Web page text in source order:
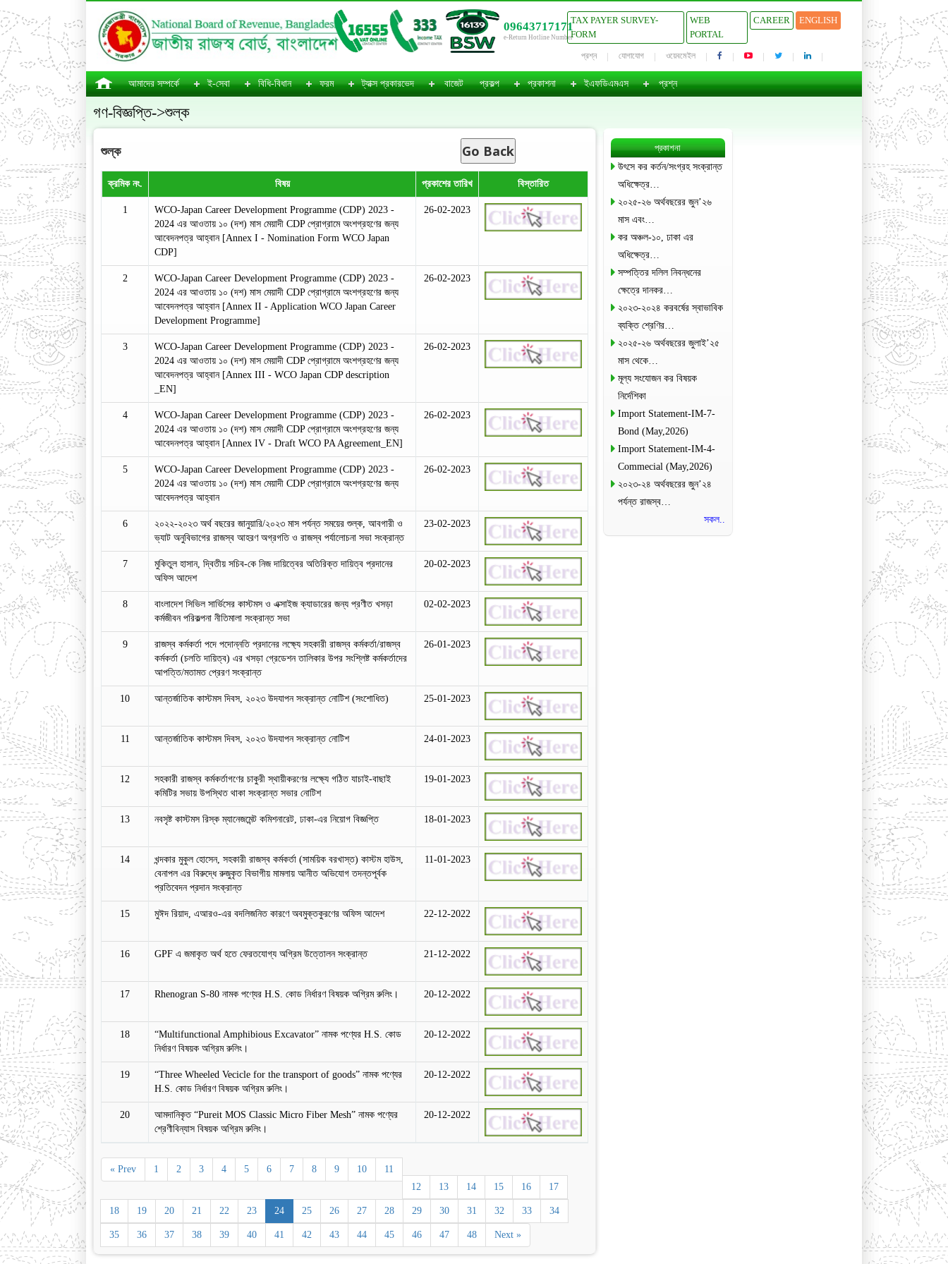
09643717171
e-Return Hotline Number
TAX PAYER SURVEY-
FORM
WEB
PORTAL
CAREER ENGLISH
প্রশ্ন যোগাযোগ ওয়েবমেইল
আমাদের সম্পর্কে ই-সেবা বিধি-বিধান ফরম ট্যাক্স প্রকারভেদ বাজেট প্রকল্প প্রকাশনা ইএফডিএমএস প্রশ্ন
গণ-বিজ্ঞপ্তি->শুল্ক
শুল্ক Go Back
ক্রমিক নং. বিষয় প্রকাশের তারিখ বিস্তারিত
1
WCO-Japan Career Development Programme (CDP) 2023 -
2024 এর আওতায় ১০ (দশ) মাস মেয়াদী CDP প্রোগ্রামে অংশগ্রহণের জন্য
আবেদনপত্র আহ্বান [Annex I - Nomination Form WCO Japan
CDP]
26-02-2023
2
WCO-Japan Career Development Programme (CDP) 2023 -
2024 এর আওতায় ১০ (দশ) মাস মেয়াদী CDP প্রোগ্রামে অংশগ্রহণের জন্য
আবেদনপত্র আহ্বান [Annex II - Application WCO Japan Career
Development Programme]
26-02-2023
3
WCO-Japan Career Development Programme (CDP) 2023 -
2024 এর আওতায় ১০ (দশ) মাস মেয়াদী CDP প্রোগ্রামে অংশগ্রহণের জন্য
আবেদনপত্র আহ্বান [Annex III - WCO Japan CDP description
_EN]
26-02-2023
4
WCO-Japan Career Development Programme (CDP) 2023 -
2024 এর আওতায় ১০ (দশ) মাস মেয়াদী CDP প্রোগ্রামে অংশগ্রহণের জন্য
আবেদনপত্র আহ্বান [Annex IV - Draft WCO PA Agreement_EN]
26-02-2023
5
WCO-Japan Career Development Programme (CDP) 2023 -
2024 এর আওতায় ১০ (দশ) মাস মেয়াদী CDP প্রোগ্রামে অংশগ্রহণের জন্য
আবেদনপত্র আহ্বান
26-02-2023
6
২০২২-২০২৩ অর্থ বছরের জানুয়ারি/২০২৩ মাস পর্যন্ত সময়ের শুল্ক, আবগারী ও
ভ্যাট অনুবিভাগের রাজস্ব আহরণ অগ্রগতি ও রাজস্ব পর্যালোচনা সভা সংক্রান্ত
23-02-2023
7
মুকিতুল হাসান, দ্বিতীয় সচিব-কে নিজ দায়িত্বের অতিরিক্ত দায়িত্ব প্রদানের
অফিস আদেশ
20-02-2023
8
বাংলাদেশ সিভিল সার্ভিসের কাস্টমস ও এক্সাইজ ক্যাডারের জন্য প্রণীত খসড়া
কর্মজীবন পরিকল্পনা নীতিমালা সংক্রান্ত সভা
02-02-2023
9
রাজস্ব কর্মকর্তা পদে পদোন্নতি প্রদানের লক্ষ্যে সহকারী রাজস্ব কর্মকর্তা/রাজস্ব
কর্মকর্তা (চলতি দায়িত্ব) এর খসড়া গ্রেডেশন তালিকার উপর সংশ্লিষ্ট কর্মকর্তাদের
আপত্তি/মতামত প্রেরণ সংক্রান্ত
26-01-2023
10 আন্তর্জাতিক কাস্টমস দিবস, ২০২৩ উদযাপন সংক্রান্ত নোটিশ (সংশোধিত) 25-01-2023
11 আন্তর্জাতিক কাস্টমস দিবস, ২০২৩ উদযাপন সংক্রান্ত নোটিশ 24-01-2023
12
সহকারী রাজস্ব কর্মকর্তাগণের চাকুরী স্থায়ীকরণের লক্ষ্যে গঠিত যাচাই-বাছাই
কমিটির সভায় উপস্থিত থাকা সংক্রান্ত সভার নোটিশ
19-01-2023
13 নবসৃষ্ট কাস্টমস রিস্ক ম্যানেজমেন্ট কমিশনারেট, ঢাকা-এর নিয়োগ বিজ্ঞপ্তি 18-01-2023
14
খন্দকার মুকুল হোসেন, সহকারী রাজস্ব কর্মকর্তা (সাময়িক বরখাস্ত) কাস্টম হাউস,
বেনাপল এর বিরুদ্ধে রুজুকৃত বিভাগীয় মামলায় আনীত অভিযোগ তদন্তপূর্বক
প্রতিবেদন প্রদান সংক্রান্ত
11-01-2023
15 মুঈদ রিয়াদ, এআরও-এর বদলিজনিত কারণে অবমুক্তকুরণের অফিস আদেশ 22-12-2022
16 GPF এ জমাকৃত অর্থ হতে ফেরতযোগ্য অগ্রিম উত্তোলন সংক্রান্ত 21-12-2022
17 Rhenogran S-80 নামক পণ্যের H.S. কোড নির্ধারণ বিষয়ক অগ্রিম রুলিং। 20-12-2022
18
“Multifunctional Amphibious Excavator” নামক পণ্যের H.S. কোড
নির্ধারণ বিষয়ক অগ্রিম রুলিং।
20-12-2022
19
“Three Wheeled Vecicle for the transport of goods” নামক পণ্যের
H.S. কোড নির্ধারণ বিষয়ক অগ্রিম রুলিং।
20-12-2022
20
আমদানিকৃত “Pureit MOS Classic Micro Fiber Mesh” নামক পণ্যের
শ্রেণীবিন্যাস বিষয়ক অগ্রিম রুলিং।
20-12-2022
« Prev 1 2 3 4 5 6 7 8 9 10
11
12
13 14 15 16 17
18 19 20 21 22 23 24 25 26 27 28 29 30 31 32 33 34
35 36 37 38 39 40 41 42 43 44 45 46 47 48 Next »
প্রকাশনা
উৎসে কর কর্তন/সংগ্রহ সংক্রান্ত
অধিক্ষেত্র…
২০২৫-২৬ অর্থবছরের জুন’২৬
মাস এবং…
কর অঞ্চল-১০, ঢাকা এর
অধিক্ষেত্র…
সম্পত্তির দলিল নিবন্ধনের
ক্ষেত্রে দানকর…
২০২৩-২০২৪ করবর্ষের স্বাভাবিক
ব্যক্তি শ্রেণির…
২০২৫-২৬ অর্থবছরের জুলাই’২৫
মাস থেকে…
মূল্য সংযোজন কর বিষয়ক
নির্দেশিকা
Import Statement-IM-7-
Bond (May,2026)
Import Statement-IM-4-
Commecial (May,2026)
২০২৩-২৪ অর্থবছরের জুন’২৪
পর্যন্ত রাজস্ব…
সকল..